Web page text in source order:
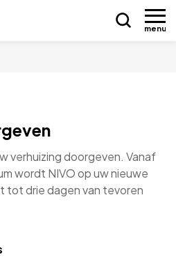
menu
verhuizing doorgeven. Vanaf
wordt NIVO op uw nieuwe
tot drie dagen van tevoren